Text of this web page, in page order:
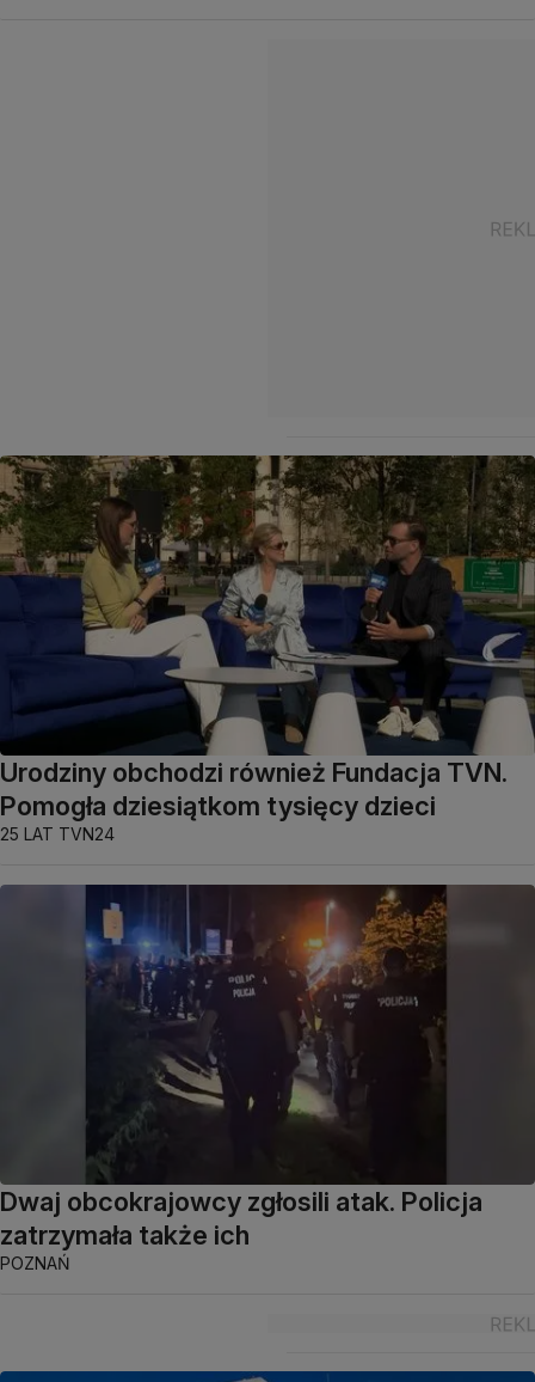
Urodziny obchodzi również Fundacja TVN.
Pomogła dziesiątkom tysięcy dzieci
25 LAT TVN24
Dwaj obcokrajowcy zgłosili atak. Policja
zatrzymała także ich
POZNAŃ